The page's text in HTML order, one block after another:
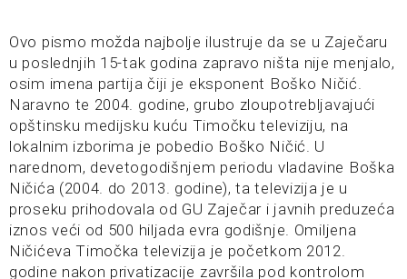
Ovo pismo možda najbolje ilustruje da se u Zaječaru
u poslednjih 15-tak godina zapravo ništa nije menjalo,
osim imena partija čiji je eksponent Boško Ničić.
Naravno te 2004. godine, grubo zloupotrebljavajući
opštinsku medijsku kuću Timočku televiziju, na
lokalnim izborima je pobedio Boško Ničić. U
narednom, devetogodišnjem periodu vladavine Boška
Ničića (2004. do 2013. godine), ta televizija je u
proseku prihodovala od GU Zaječar i javnih preduzeća
iznos veći od 500 hiljada evra godišnje. Omiljena
Ničićeva Timočka televizija je početkom 2012.
godine nakon privatizacije završila pod kontrolom